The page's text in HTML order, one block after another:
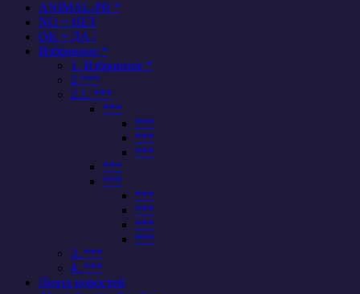
ANIMAL-PR *
NO = НЕТ
OK = ДА /
Избранное *
1. Избранное *
2 ***
2.1. ***
***
***
***
***
***
***
***
***
***
***
3. ***
4. ***
Лента новостей